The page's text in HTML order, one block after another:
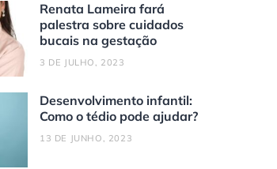
Renata Lameira fará
palestra sobre cuidados
bucais na gestação
3 DE JULHO, 2023
Desenvolvimento infantil:
Como o tédio pode ajudar?
13 DE JUNHO, 2023